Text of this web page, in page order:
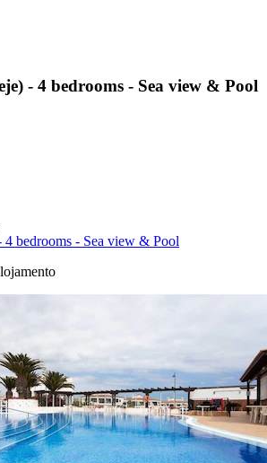
- 4 bedrooms - Sea view & Pool
bedrooms - Sea view & Pool